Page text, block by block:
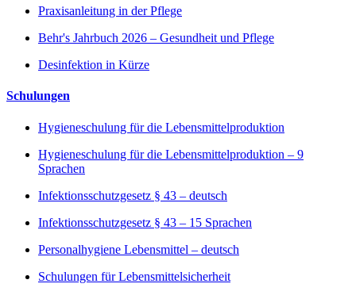
Praxisanleitung in der Pflege
Behr's Jahrbuch 2026 – Gesundheit und Pflege
Desinfektion in Kürze
Schulungen
Hygieneschulung für die Lebensmittelproduktion
Hygieneschulung für die Lebensmittelproduktion – 9
Sprachen
Infektionsschutzgesetz § 43 – deutsch
Infektionsschutzgesetz § 43 – 15 Sprachen
Personalhygiene Lebensmittel – deutsch
Schulungen für Lebensmittelsicherheit